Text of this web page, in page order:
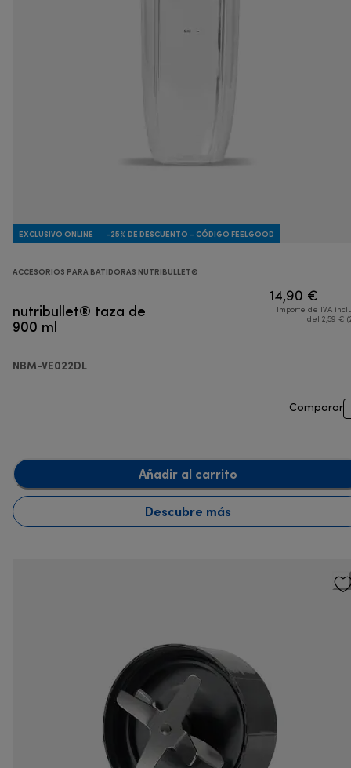
EXCLUSIVO ONLINE -25% DE DESCUENTO - CÓDIGO FEELGOOD
ACCESORIOS PARA BATIDORAS NUTRIBULLET®
nutribullet® taza de
900 ml
NBM-VE022DL
14,90 €
Importe de IVA
del 2,59 €
Comparar
Añadir al carrito
Descubre más